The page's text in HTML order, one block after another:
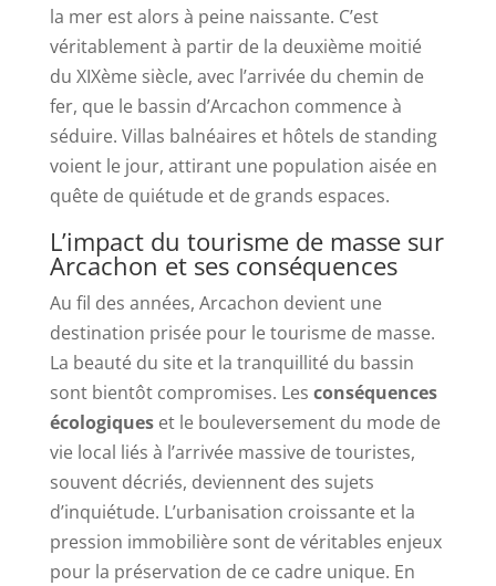
la mer est alors à peine naissante. C’est
véritablement à partir de la deuxième moitié
du XIXème siècle, avec l’arrivée du chemin de
fer, que le bassin d’Arcachon commence à
séduire. Villas balnéaires et hôtels de standing
voient le jour, attirant une population aisée en
quête de quiétude et de grands espaces.
L’impact du tourisme de masse sur
Arcachon et ses conséquences
Au fil des années, Arcachon devient une
destination prisée pour le tourisme de masse.
La beauté du site et la tranquillité du bassin
sont bientôt compromises. Les conséquences
écologiqueset le bouleversement du mode de
vie local liés à l’arrivée massive de touristes,
souvent décriés, deviennent des sujets
d’inquiétude. L’urbanisation croissante et la
pression immobilière sont de véritables enjeux
pour la préservation de ce cadre unique. En